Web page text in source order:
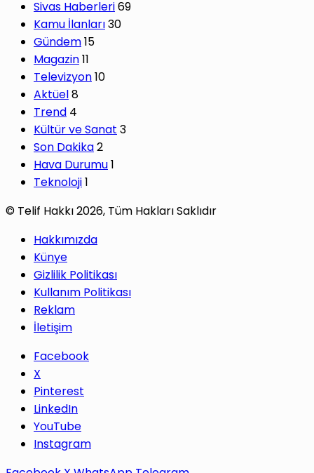
Sivas Haberleri69
Kamu İlanları30
Gündem15
Magazin11
Televizyon10
Aktüel8
Trend 4
Kültür ve Sanat 3
Son Dakika2
Hava Durumu1
Teknoloji1
© Telif Hakkı 2026, Tüm Hakları Saklıdır
Hakkımızda
Künye
Gizlilik Politikası
Kullanım Politikası
Reklam
İletişim
Facebook
X
Pinterest
LinkedIn
YouTube
Instagram